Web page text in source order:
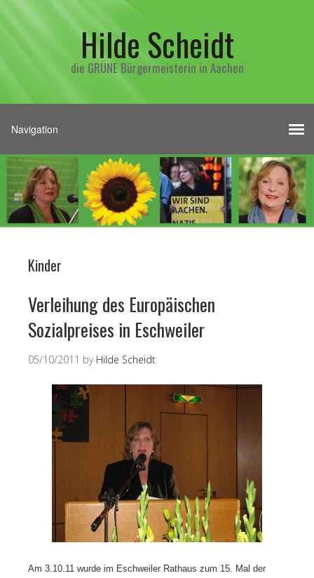
Hilde Scheidt
die GRÜNE Bürgermeisterin in Aachen
Kinder
Verleihung des Europäischen
Sozialpreises in Eschweiler
05/10/2011 by Hilde Scheidt
Am 3.10.11 wurde im Eschweiler Rathaus zum 15. Mal der